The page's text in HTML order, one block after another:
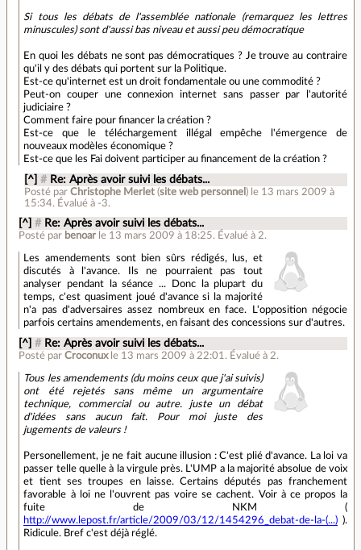
Si tous les débats de l'assemblée nationale (remarquez les lettres
minuscules) sont d'aussi bas niveau et aussi peu démocratique
En quoi les débats ne sont pas démocratiques ? Je trouve au contraire
qu'il y des débats qui portent sur la Politique.
Est-ce qu'internet est un droit fondamentale ou une commodité ?
Peut-on couper une connexion internet sans passer par l'autorité
judiciaire ?
Comment faire pour financer la création ?
Est-ce que le téléchargement illégal empêche l'émergence de
nouveaux modèles économique ?
Est-ce que les Fai doivent participer au financement de la création ?
[^] # Re: Après avoir suivi les débats...
Posté par Christophe Merlet(site web personnel ) le 13 mars 2009 à
15:34. Évalué à -3.
[^] # Re: Après avoir suivi les débats...
Posté par benoar le 13 mars 2009 à 18:25. Évalué à 2.
Les amendements sont bien sûrs rédigés, lus, et
discutés à l'avance. Ils ne pourraient pas tout
analyser pendant la séance ... Donc la plupart du
temps, c'est quasiment joué d'avance si la majorité
n'a pas d'adversaires assez nombreux en face. L'opposition négocie
parfois certains amendements, en faisant des concessions sur d'autres.
[^] # Re: Après avoir suivi les débats...
Posté parCroconux le 13 mars 2009 à 22:01 . Évalué à 2.
Tous les amendements (du moins ceux que j'ai suivis)
ont été rejetés sans même un argumentaire
technique, commercial ou autre. juste un débat
d'idées sans aucun fait. Pour moi juste des
jugements de valeurs !
Personellement, je ne fait aucune illusion : C'est plié d'avance. La loi va
passer telle quelle à la virgule près. L'UMP a la majorité absolue de voix
et tient ses troupes en laisse. Certains députés pas franchement
favorable à loi ne l'ouvrent pas voire se cachent. Voir à ce propos la
fuite de NKM (
http://www.lepost.fr/article/2009/03/12/1454296_debat-de-la-(...) ).
Ridicule. Bref c'est déjà réglé.